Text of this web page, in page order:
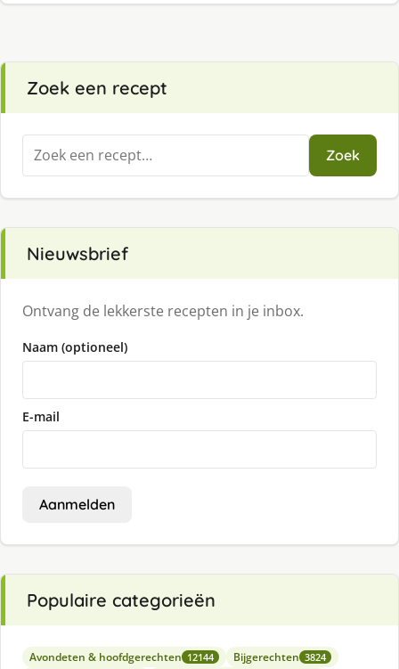
Zoek een recept
Zoeken
naar:
Zoek
Nieuwsbrief
Ontvang de lekkerste recepten in je inbox.
Naam (optioneel)
E-mail
Aanmelden
Populaire categorieën
Avondeten & hoofdgerechten 12144 Bijgerechten 3824